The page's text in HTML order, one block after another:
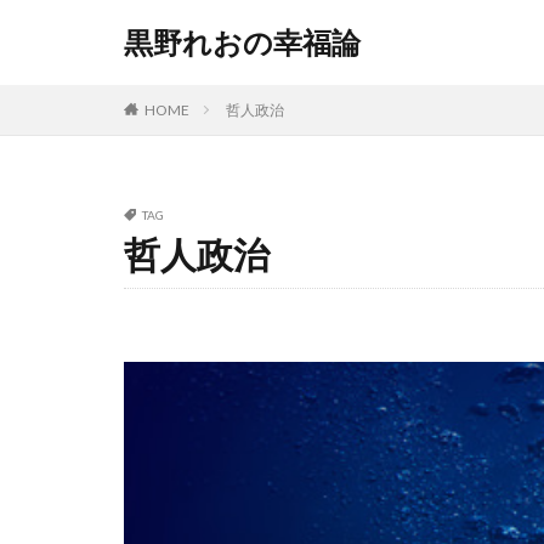
黒野れおの幸福論
HOME 哲人政治
TAG
哲人政治